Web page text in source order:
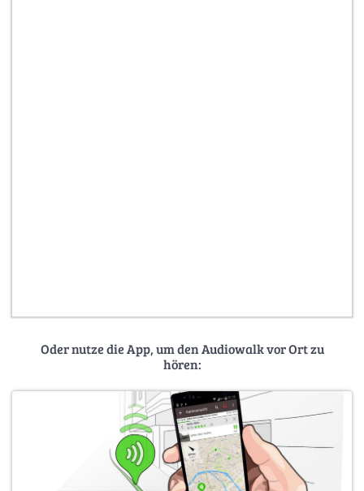
Oder nutze die App, um den Audiowalk vor Ort zu
hören: